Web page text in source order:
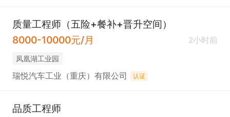
质量工程师（五险+餐补+晋升空间）
8000-10000元/月
2小时前
凤凰湖工业园
瑞悦汽车工业（重庆）有限公司 认证
品质工程师